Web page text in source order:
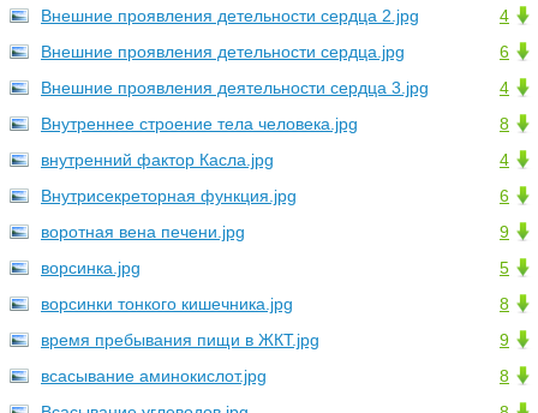
4
Внешние проявления детельности сердца 2.jpg
6
Внешние проявления детельности сердца.jpg
4
Внешние проявления деятельности сердца 3.jpg
8
Внутреннее строение тела человека.jpg
4
внутренний фактор Касла.jpg
6
Внутрисекреторная функция.jpg
9
воротная вена печени.jpg
5
ворсинка.jpg
8
ворсинки тонкого кишечника.jpg
9
время пребывания пищи в ЖКТ.jpg
8
всасывание аминокислот.jpg